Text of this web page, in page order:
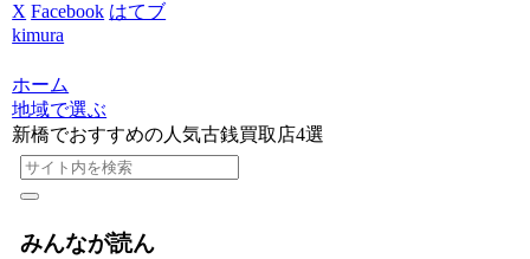
X Facebook はてブ
kimura
ホーム
地域で選ぶ
新橋でおすすめの人気古銭買取店4選
みんなが読ん